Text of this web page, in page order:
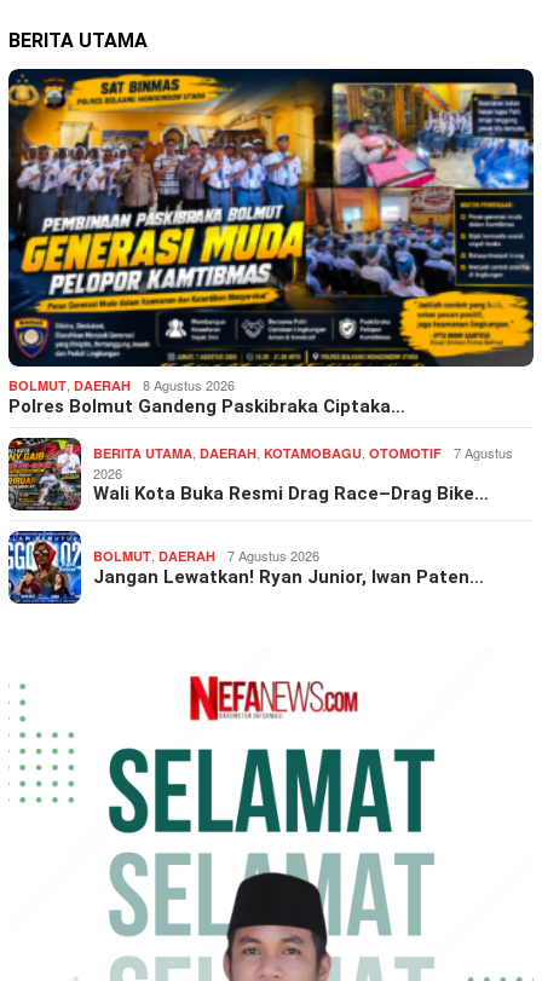
BERITA UTAMA
BOLMUT, DAERAH 8 Agustus 2026
Polres Bolmut Gandeng Paskibraka Ciptaka…
BERITA UTAMA, DAERAH, KOTAMOBAGU, OTOMOTIF
7 Agustus
2026
Wali Kota Buka Resmi Drag Race–Drag Bike…
BOLMUT, DAERAH 7 Agustus 2026
Jangan Lewatkan! Ryan Junior, Iwan Paten…